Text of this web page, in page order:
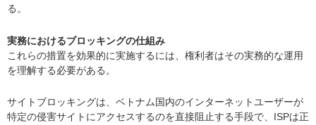
る。
実務におけるブロッキングの仕組み
これらの措置を効果的に実施するには、権利者はその実務的な運用
を理解する必要がある。
サイトブロッキングは、ベトナム国内のインターネットユーザーが
特定の侵害サイトにアクセスするのを直接阻止する手段で、ISPは正